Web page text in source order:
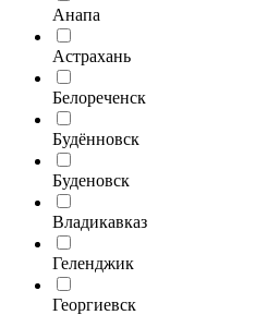
Анапа
Астрахань
Белореченск
Будённовск
Буденовск
Владикавказ
Геленджик
Георгиевск